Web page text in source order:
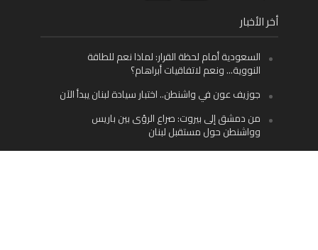
أخر الأخبار
السعودية أمام لحظة القرار: لماذا نعم للطاقة
النووية… ونعم لاتفاقيات أبراهام؟
جوزيف عون في واشنطن.. اختبار سيادة لبنان يبدأ الآن
من دمشق إلى بيروت: صراع الرؤى بين باريس
وواشنطن حول مستقبل لبنان
اليسار اللبناني «اليقظ» وسيادة الدولة: لماذا يُعدّ نزع